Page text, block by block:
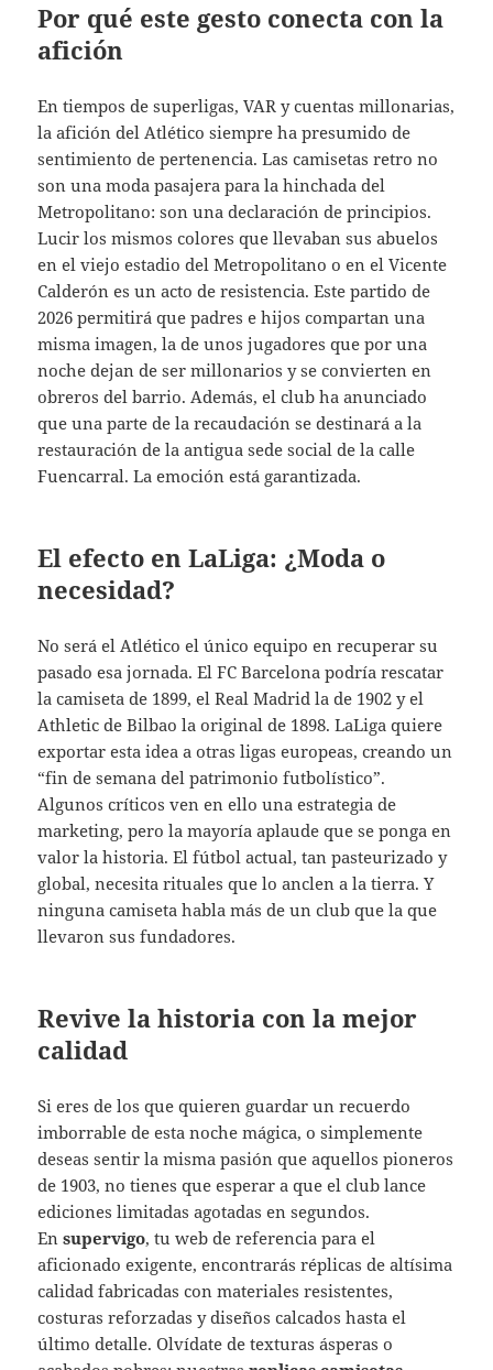
Por qué este gesto conecta con la
afición
En tiempos de superligas, VAR y cuentas millonarias,
la afición del Atlético siempre ha presumido de
sentimiento de pertenencia. Las camisetas retro no
son una moda pasajera para la hinchada del
Metropolitano: son una declaración de principios.
Lucir los mismos colores que llevaban sus abuelos
en el viejo estadio del Metropolitano o en el Vicente
Calderón es un acto de resistencia. Este partido de
2026 permitirá que padres e hijos compartan una
misma imagen, la de unos jugadores que por una
noche dejan de ser millonarios y se convierten en
obreros del barrio. Además, el club ha anunciado
que una parte de la recaudación se destinará a la
restauración de la antigua sede social de la calle
Fuencarral. La emoción está garantizada.
El efecto en LaLiga: ¿Moda o
necesidad?
No será el Atlético el único equipo en recuperar su
pasado esa jornada. El FC Barcelona podría rescatar
la camiseta de 1899, el Real Madrid la de 1902 y el
Athletic de Bilbao la original de 1898. LaLiga quiere
exportar esta idea a otras ligas europeas, creando un
“fin de semana del patrimonio futbolístico”.
Algunos críticos ven en ello una estrategia de
marketing, pero la mayoría aplaude que se ponga en
valor la historia. El fútbol actual, tan pasteurizado y
global, necesita rituales que lo anclen a la tierra. Y
ninguna camiseta habla más de un club que la que
llevaron sus fundadores.
Revive la historia con la mejor
calidad
Si eres de los que quieren guardar un recuerdo
imborrable de esta noche mágica, o simplemente
deseas sentir la misma pasión que aquellos pioneros
de 1903, no tienes que esperar a que el club lance
ediciones limitadas agotadas en segundos.
Ensupervigo, tu web de referencia para el
aficionado exigente, encontrarás réplicas de altísima
calidad fabricadas con materiales resistentes,
costuras reforzadas y diseños calcados hasta el
último detalle. Olvídate de texturas ásperas o